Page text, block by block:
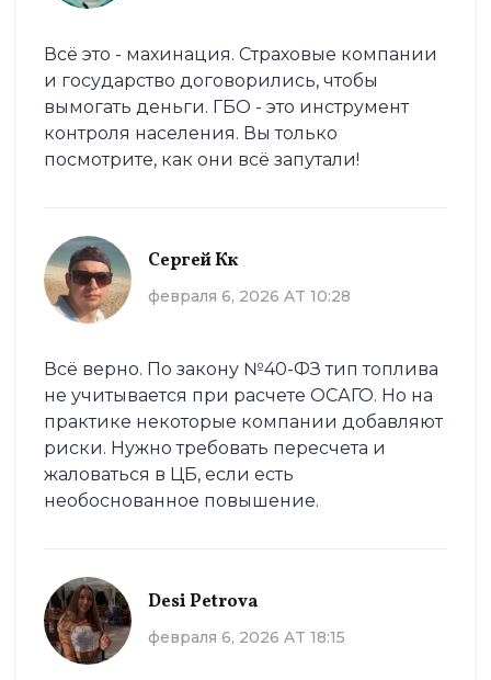
Всё это - махинация. Страховые компании
и государство договорились, чтобы
вымогать деньги. ГБО - это инструмент
контроля населения. Вы только
посмотрите, как они всё запутали!
Сергей Кк
февраля 6, 2026 AT 10:28
Всё верно. По закону №40-ФЗ тип топлива
не учитывается при расчете ОСАГО. Но на
практике некоторые компании добавляют
риски. Нужно требовать пересчета и
жаловаться в ЦБ, если есть
необоснованное повышение.
Desi Petrova
февраля 6, 2026 AT 18:15